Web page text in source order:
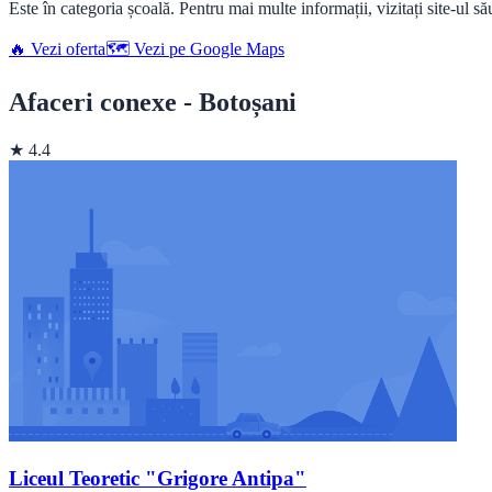
Este în categoria școală. Pentru mai multe informații, vizitați site-ul
🔥 Vezi oferta🗺️ Vezi pe Google Maps
Afaceri conexe - Botoșani
★ 4.4
Liceul Teoretic "Grigore Antipa"